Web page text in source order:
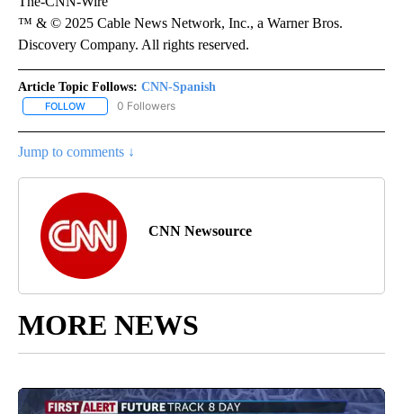
™ & © 2025 Cable News Network, Inc., a Warner Bros.
Discovery Company. All rights reserved.
Article Topic Follows: CNN-Spanish
FOLLOW FOLLOW "CNN-SPANISH" TO RECEIVE NOTIFICATIONS ABOUT
0 Followers
Jump to comments ↓
CNN Newsource
MORE NEWS